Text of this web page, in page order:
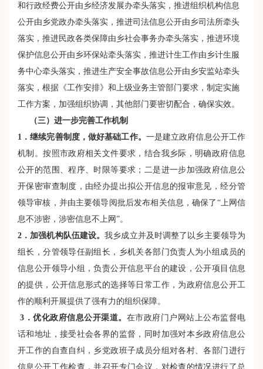
和行政经费公开由乡经济发展办牵头落实，推进组织机构信息
公开由乡党政办牵头落实，推进司法信息公开由乡司法所牵头
落实，推进民政各类保障由乡社会事务办牵头落实，推进环境
保护信息公开由乡环保站牵头落实，推进计生工作由乡计生服
务中心牵头落实，推进生产安全事故信息公开由乡安监站牵头
落实，根据《工作安排》和上级业务主管部门要求，制定实施
工作方案，加强组织协调，其他部门要密切配合，确保实效。
（三）进一步完善工作机制
1 ．继续完善制度，做好基础工作。 一是建立政府信息公开工作
机制。按照市政府相关文件要求，结合我乡际，明确政府信息
公开的范围、程序、时限等要求；二是进一步加强政府信息公
开保密审查制度，由经办提出拟公开信息的报审意见，经分管
领导审核，并由主要领导阅批后发布相关信息，确保了“上网信
息不涉密，涉密信息不上网”。
2 ． 加强机构队伍建设。我乡成立并及时调整了以乡主要领导为
组长，分管领导任副组长，乡机关各部门负责人为小组成员的
信息公开领导小组，负责公开信息平台的建设，公开项目信息
的提供，公开信息形式的选择等日常工作，为政府信息公开工
作的顺利开展提供了强有力的组织保障。
3 ．优化政府信息公开渠道。 在市政府门户网站上公布监督电
话和地址，接受社会各界的监督，同时加强对本乡政府信息公
开工作的自查自纠，乡党政班子成员分组对各村、各部门进行
信息公开工作检查，并召开专门会议，对检查的情况进行了总